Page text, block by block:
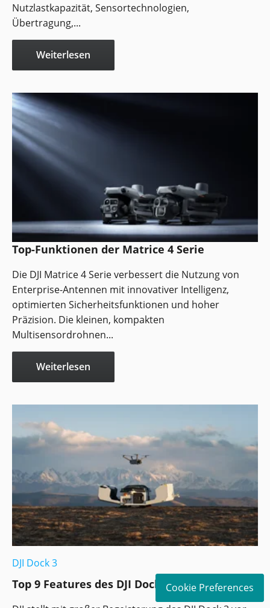
Nutzlastkapazität, Sensortechnologien,
Übertragung,...
Weiterlesen
Top-Funktionen der Matrice 4 Serie
Die DJI Matrice 4 Serie verbessert die Nutzung von
Enterprise-Antennen mit innovativer Intelligenz,
optimierten Sicherheitsfunktionen und hoher
Präzision. Die kleinen, kompakten
Multisensordrohnen...
Weiterlesen
DJI Dock 3
Top 9 Features des DJI Dock 3Cookie Preferences